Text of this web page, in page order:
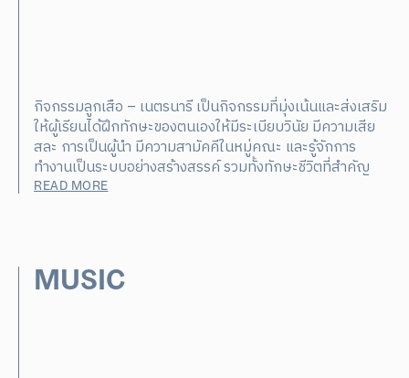
กิจกรรมลูกเสือ – เนตรนารี เป็นกิจกรรมที่มุ่งเน้นและส่งเสริม
ให้ผู้เรียนได้ฝึกทักษะของตนเองให้มีระเบียบวินัย มีความเสีย
สละ การเป็นผู้นำ มีความสามัคคีในหมู่คณะ และรู้จักการ
ทำงานเป็นระบบอย่างสร้างสรรค์ รวมทั้งทักษะชีวิตที่สำคัญ
READ MORE
MUSIC